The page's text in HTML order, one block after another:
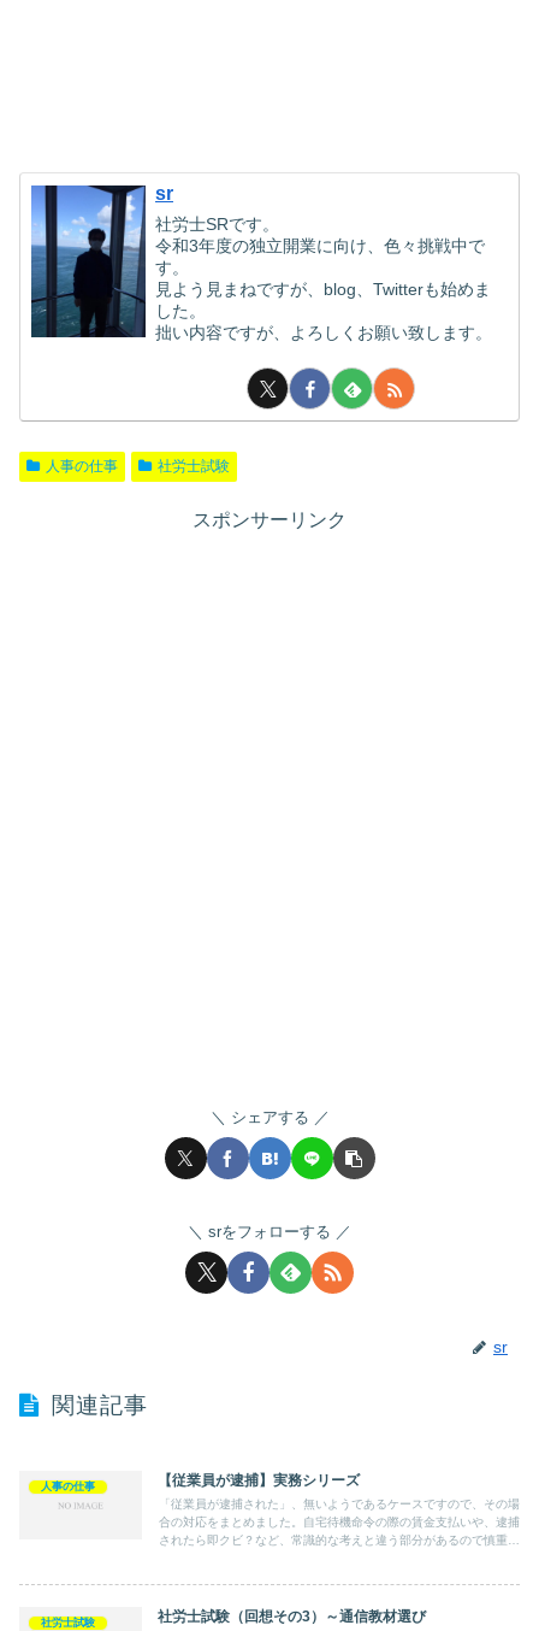
sr
社労士SRです。
令和3年度の独立開業に向け、色々挑戦中で
す。
見よう見まねですが、blog、Twitterも始めま
した。
拙い内容ですが、よろしくお願い致します。
人事の仕事 社労士試験
スポンサーリンク
シェアする
srをフォローする
sr
関連記事
人事の仕事 【従業員が逮捕】実務シリーズ
「従業員が逮捕された」、無いようであるケースですので、その場
合の対応をまとめました。自宅待機命令の際の賃金支払いや、逮捕
されたら即クビ？など、常識的な考えと違う部分があるので慎重な
社労士試験 社労士試験（回想その3）～通信教材選び